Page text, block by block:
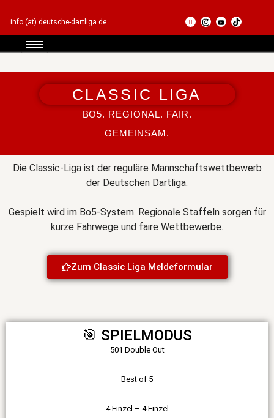
Skip to content
info (at) deutsche-dartliga.de
CLASSIC LIGA
BO5. REGIONAL. FAIR.
GEMEINSAM.
Die Classic-Liga ist der reguläre Mannschaftswettbewerb
der Deutschen Dartliga.
Gespielt wird im Bo5-System. Regionale Staffeln sorgen für
kurze Fahrwege und faire Wettbewerbe.
Zum Classic Liga Meldeformular
🎯 SPIELMODUS
501 Double Out
Best of 5
4 Einzel – 4 Einzel